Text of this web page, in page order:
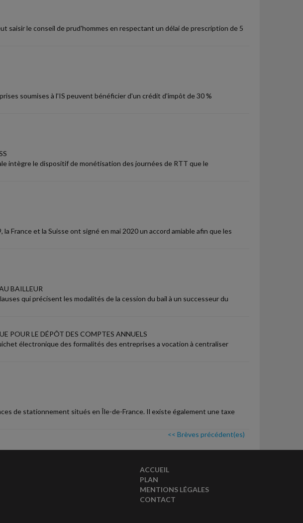
saisir le conseil de prud'hommes en respectant un délai de prescription de 5
soumises à l'IS peuvent bénéficier d'un crédit d'impôt de 30 %
intègre le dispositif de monétisation des journées de RTT que le
France et la Suisse ont signé en mai 2020 un accord amiable afin que les
BAILLEUR
qui précisent les modalités de la cession du bail à un successeur du
POUR LE DÉPÔT DES COMPTES ANNUELS
électronique des formalités des entreprises a vocation à centraliser
de stationnement situés en Île-de-France. Il existe également une taxe
<< Brèves précédent(es)
ACCUEIL
PLAN
MENTIONS LÉGALES
CONTACT